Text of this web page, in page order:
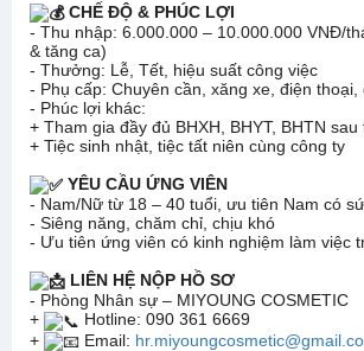
CHẾ ĐỘ & PHÚC LỢI
- Thu nhập: 6.000.000 – 10.000.000 VNĐ/
& tăng ca)
- Thưởng: Lễ, Tết, hiệu suất công việc
- Phụ cấp: Chuyên cần, xăng xe, điện thoại,
- Phúc lợi khác:
+ Tham gia đầy đủ BHXH, BHYT, BHTN
+ Tiệc sinh nhật, tiệc tất niên cùng công ty
YÊU CẦU ỨNG VIÊN
- Nam/Nữ từ 18 – 40 tuổi, ưu tiên Nam có
- Siêng năng, chăm chỉ, chịu khó
- Ưu tiên ứng viên có kinh nghiệm làm việc
LIÊN HỆ NỘP HỒ SƠ
- Phòng Nhân sự – MIYOUNG COSMETIC
+
Hotline: 090 361 6669
+
Email: